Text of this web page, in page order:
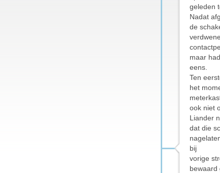
geleden
Nadat
de
maar
eens.
Ten
het
ook niet
Liander
dat die
bij
vorige
bewaard